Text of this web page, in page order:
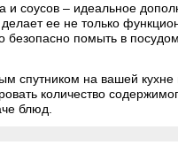
и соусов – идеальное
ее не только
безопасно помыть в
спутником на вашей
количество
блюд.